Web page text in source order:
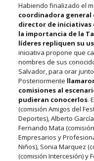
Habiendo finalizado el
coordinadora general
director de iniciativas
la importancia de la
líderes repliquen su
iniciativa propone que
nombres de sus
Salvador, para orar
Posteriormente
comisiones al
pudieran conocerlos.
(comisión Amigos del
Deportes), Alberto
Fernando Mata
Empresarios y
Niños), Sonia Marquez
(comisión Intercesión) y